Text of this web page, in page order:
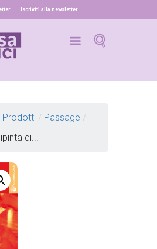
Iscriviti alla newsletter
Prodotti / Passage /
di...